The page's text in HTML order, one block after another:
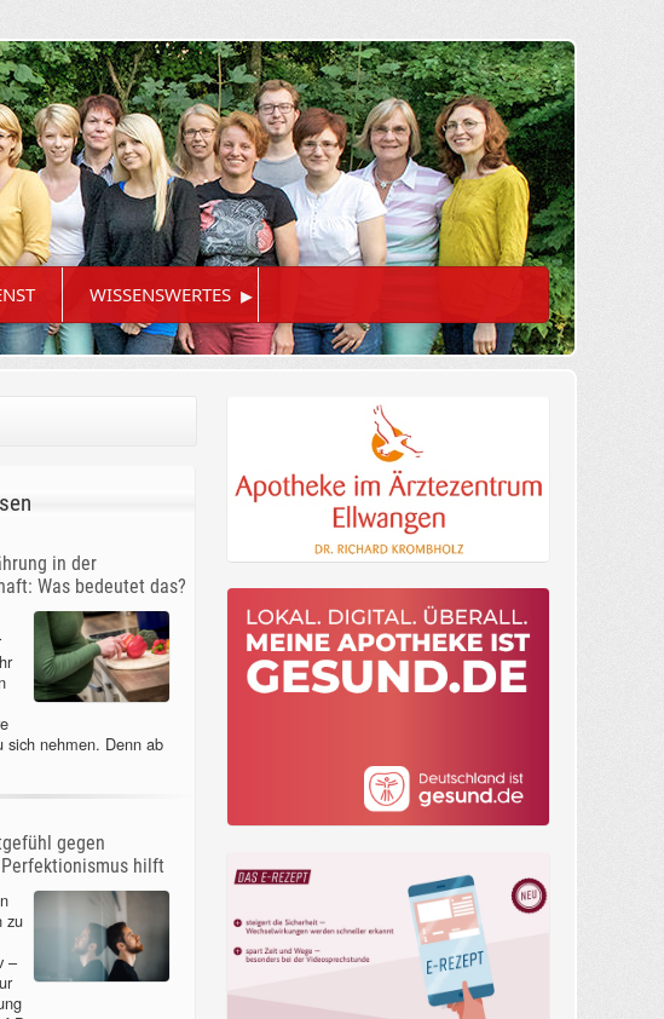
WISSENSWERTES ▸
in der
Was bedeutet das?
sich nehmen. Denn ab
gegen
hilft
zu
–